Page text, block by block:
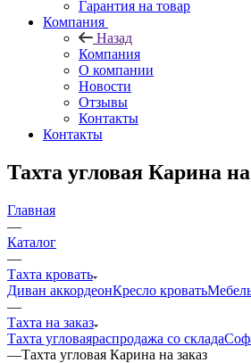
Гарантия на товар
Компания
Назад
Компания
О компании
Новости
Отзывы
Контакты
Контакты
Тахта угловая Карина
Главная
—
Каталог
—
Тахта кровать
Диван аккордеонКресло кровать
—
Тахта на заказ
Тахта угловаяраспродажа со склада
—Тахта угловая Карина на заказ